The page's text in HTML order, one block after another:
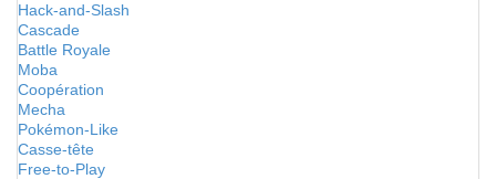
Hack-and-Slash
Cascade
Battle Royale
Moba
Coopération
Mecha
Pokémon-Like
Casse-tête
Free-to-Play